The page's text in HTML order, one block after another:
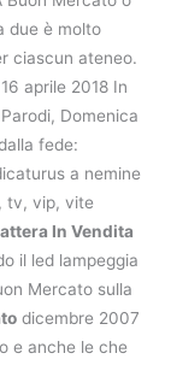
due è molto
ciascun ateneo.
aprile 2018 In
Domenica
fede:
a nemine
tv, vip, vite
In Vendita
il led lampeggia
Mercato sulla
dicembre 2007
e anche le che